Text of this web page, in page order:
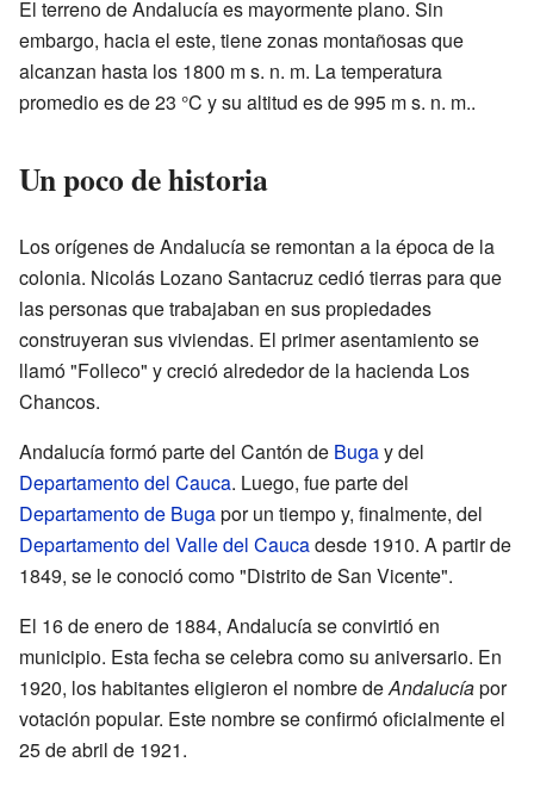
El terreno de Andalucía es mayormente plano. Sin
embargo, hacia el este, tiene zonas montañosas que
alcanzan hasta los 1800 m s. n. m. La temperatura
promedio es de 23 °C y su altitud es de 995 m s. n. m..
Un poco de historia
Los orígenes de Andalucía se remontan a la época de la
colonia. Nicolás Lozano Santacruz cedió tierras para que
las personas que trabajaban en sus propiedades
construyeran sus viviendas. El primer asentamiento se
llamó "Folleco" y creció alrededor de la hacienda Los
Chancos.
Andalucía formó parte del Cantón de Bugay del
Departamento del Cauca. Luego, fue parte del
Departamento de Bugapor un tiempo y, finalmente, del
Departamento del Valle del Caucadesde 1910. A partir de
1849, se le conoció como "Distrito de San Vicente".
El 16 de enero de 1884, Andalucía se convirtió en
municipio. Esta fecha se celebra como su aniversario. En
1920, los habitantes eligieron el nombre deAndalucíapor
votación popular. Este nombre se confirmó oficialmente el
25 de abril de 1921.